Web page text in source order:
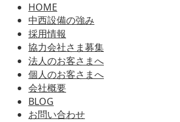
HOME
中西設備の強み
採用情報
協力会社さま募集
法人のお客さまへ
個人のお客さまへ
会社概要
BLOG
お問い合わせ